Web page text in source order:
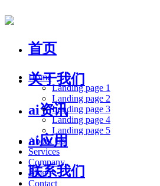
首页
关于我们
ai资讯
ai应用
联系我们
Home
Landing page 1
Landing page 2
Landing page 3
Landing page 4
Landing page 5
About Us
Services
Company
Blog
Contact